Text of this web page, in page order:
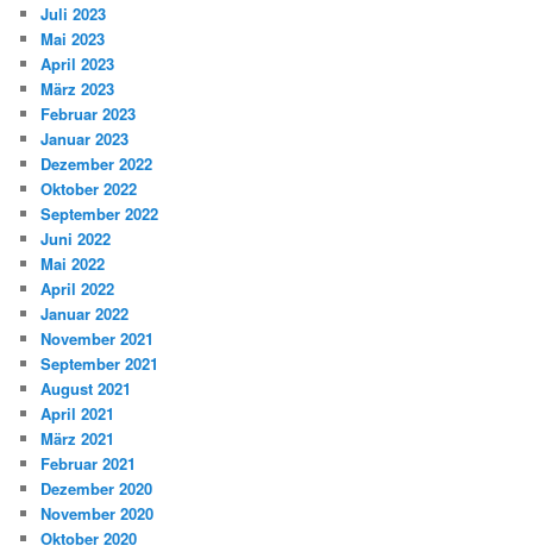
Juli 2023
Mai 2023
April 2023
März 2023
Februar 2023
Januar 2023
Dezember 2022
Oktober 2022
September 2022
Juni 2022
Mai 2022
April 2022
Januar 2022
November 2021
September 2021
August 2021
April 2021
März 2021
Februar 2021
Dezember 2020
November 2020
Oktober 2020